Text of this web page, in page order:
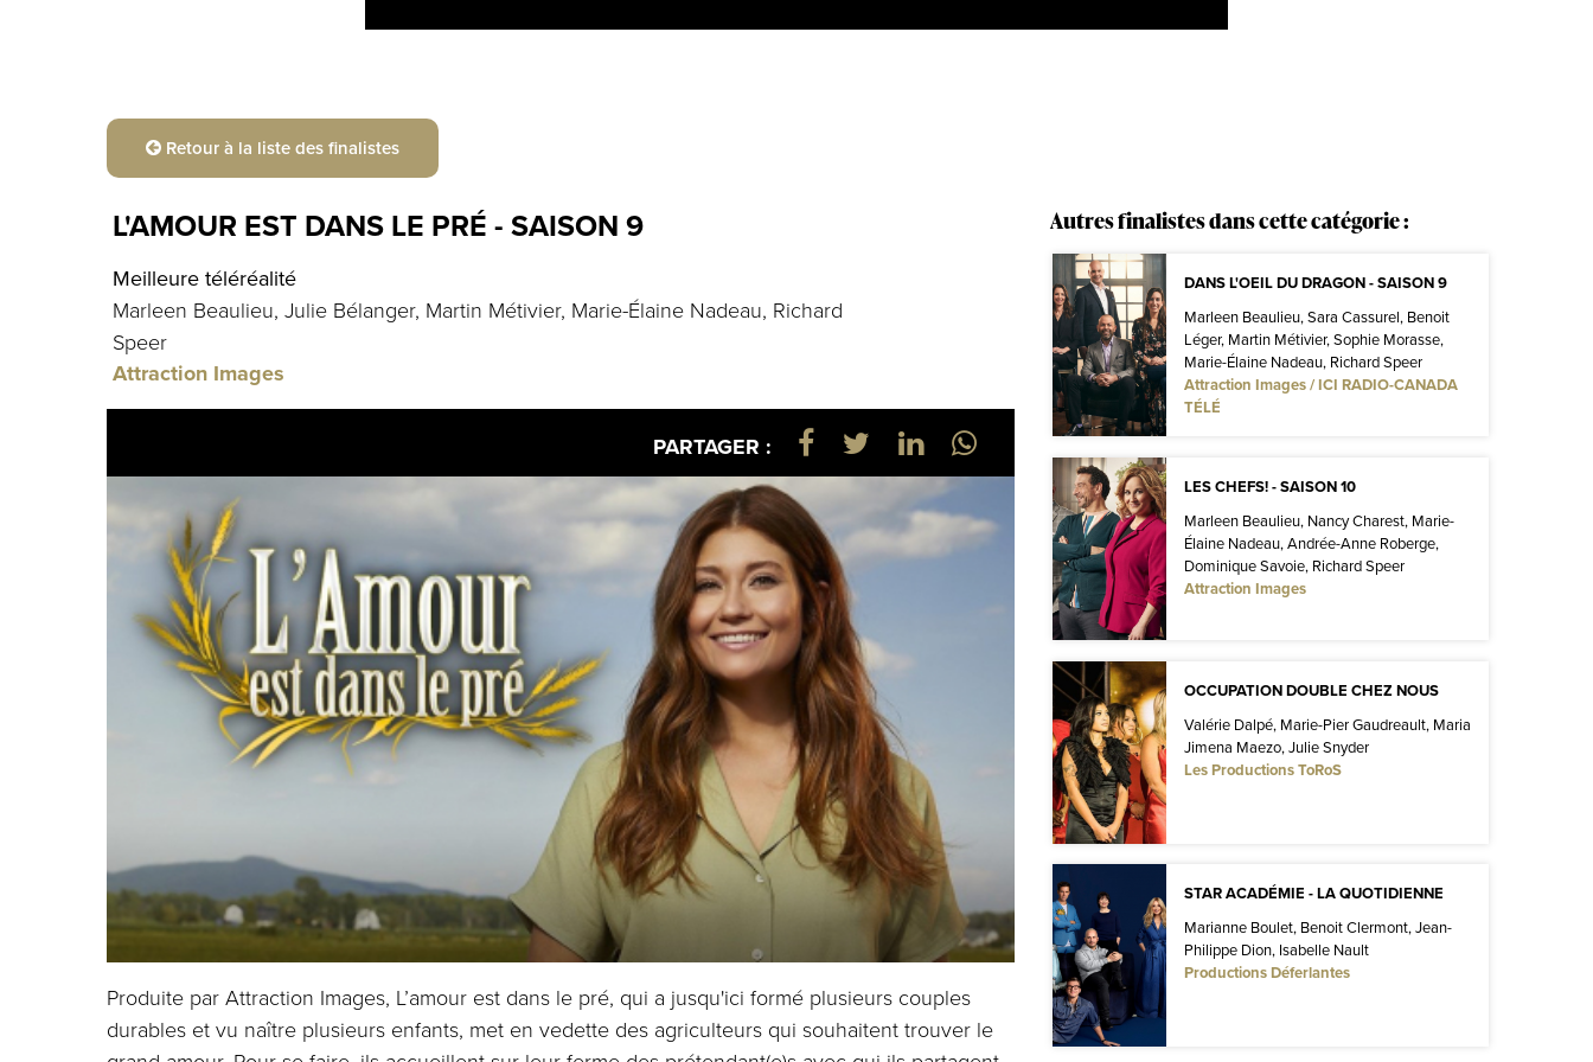
Retour à la liste des finalistes
L'AMOUR EST DANS LE PRÉ - SAISON 9
Meilleure téléréalité
Marleen Beaulieu, Julie Bélanger, Martin Métivier, Marie-Élaine Nadeau, Richard
Speer
Attraction Images
PARTAGER :
Produite par Attraction Images, L’amour est dans le pré, qui a jusqu'ici formé plusieurs couples
durables et vu naître plusieurs enfants, met en vedette des agriculteurs qui souhaitent trouver le
Autres finalistes dans cette catégorie :
DANS L'OEIL DU DRAGON - SAISON 9
Marleen Beaulieu, Sara Cassurel, Benoit
Léger, Martin Métivier, Sophie Morasse,
Marie-Élaine Nadeau, Richard Speer
Attraction Images / ICI RADIO-CANADA
TÉLÉ
LES CHEFS! - SAISON 10
Marleen Beaulieu, Nancy Charest, Marie-
Élaine Nadeau, Andrée-Anne Roberge,
Dominique Savoie, Richard Speer
Attraction Images
OCCUPATION DOUBLE CHEZ NOUS
Valérie Dalpé, Marie-Pier Gaudreault, Maria
Jimena Maezo, Julie Snyder
Les Productions ToRoS
STAR ACADÉMIE - LA QUOTIDIENNE
Marianne Boulet, Benoit Clermont, Jean-
Philippe Dion, Isabelle Nault
Productions Déferlantes